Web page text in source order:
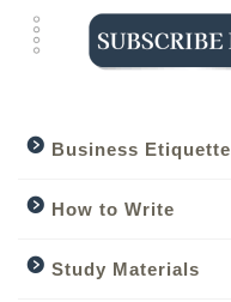
Business Etiquette
How to Write
Study Materials